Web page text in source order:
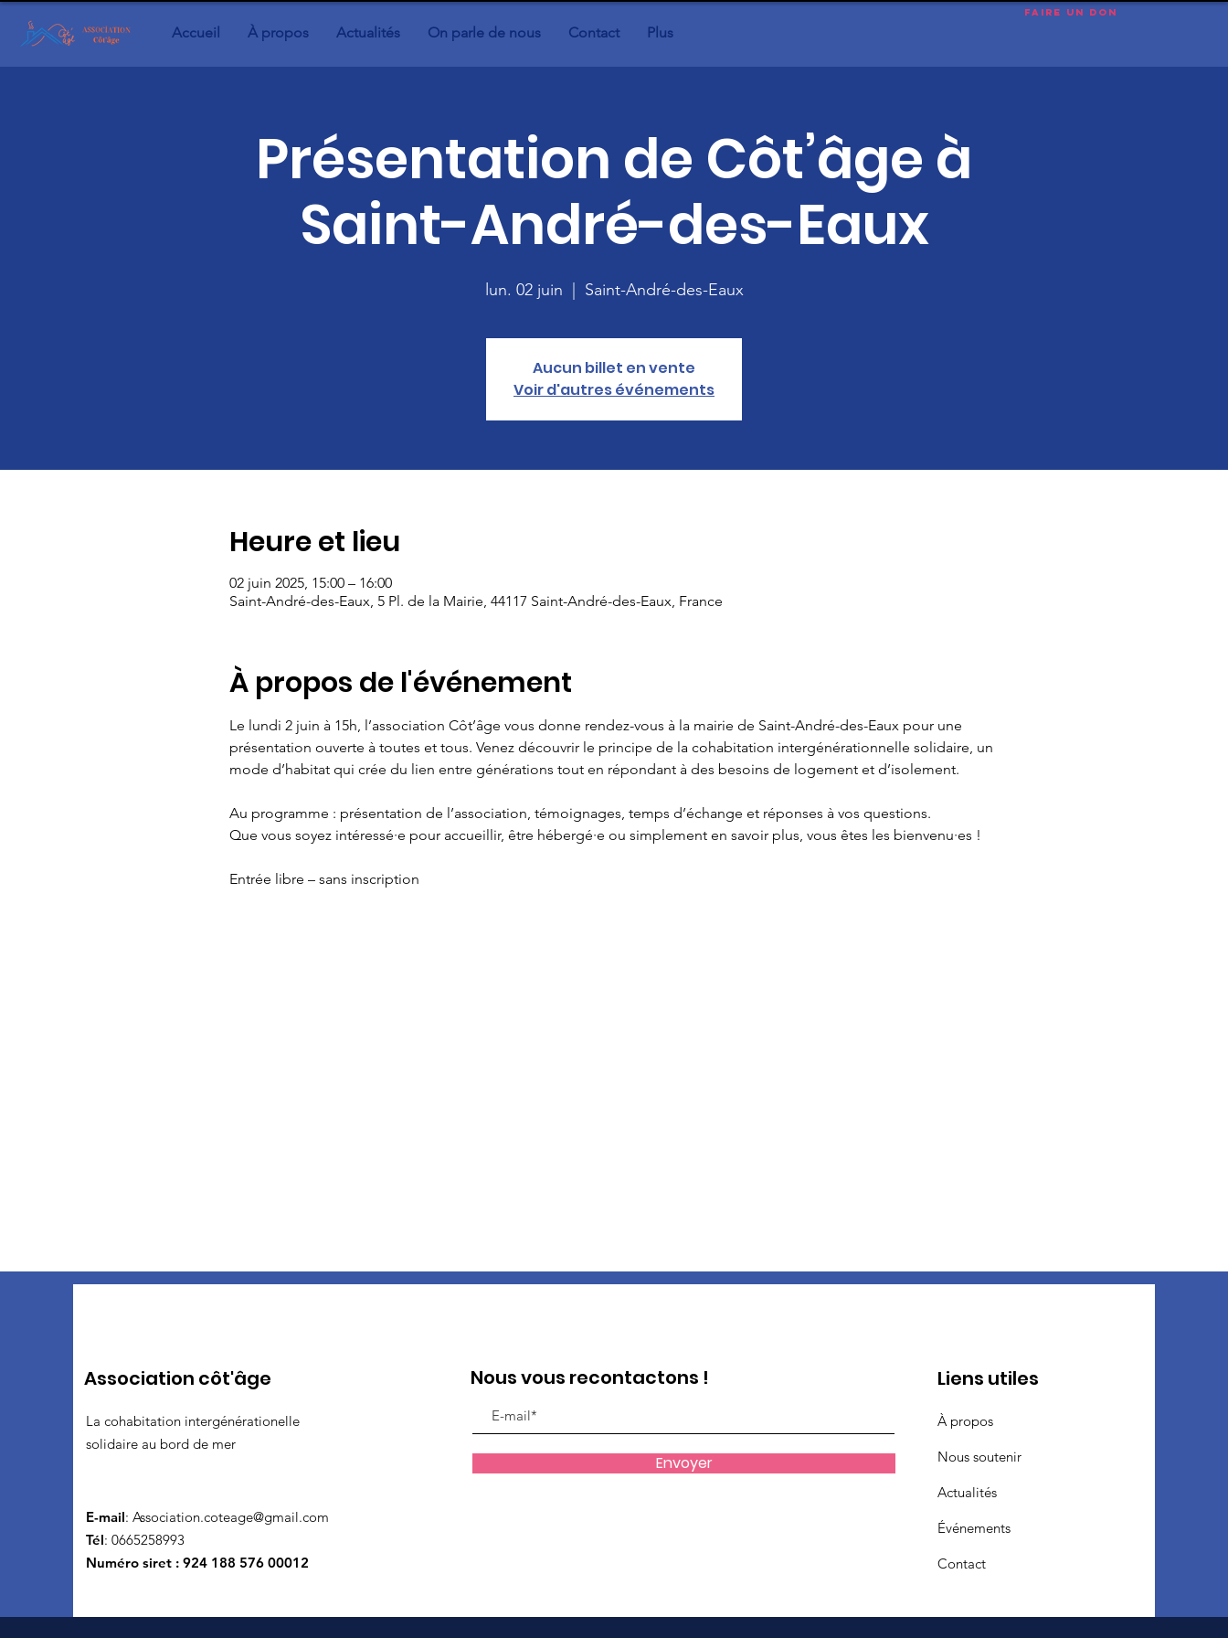
Accueil À propos Actualités On parle de nous Contact Plus
Faire un don
Présentation de Côt’âge à
Saint-André-des-Eaux
lun. 02 juin Saint-André-des-Eaux
Aucun billet en vente
Voir d'autres événements
Heure et lieu
02 juin 2025, 15:00 – 16:00
Saint-André-des-Eaux, 5 Pl. de la Mairie, 44117 Saint-André-des-Eaux, France
À propos de l'événement
Le lundi 2 juin à 15h, l’association Côt’âge vous donne rendez-vous à la mairie de Saint-André-des-Eaux pour une
présentation ouverte à toutes et tous. Venez découvrir le principe de la cohabitation intergénérationnelle solidaire, un
mode d’habitat qui crée du lien entre générations tout en répondant à des besoins de logement et d’isolement.
Au programme : présentation de l’association, témoignages, temps d’échange et réponses à vos questions.
Que vous soyez intéressé·e pour accueillir, être hébergé·e ou simplement en savoir plus, vous êtes les bienvenu·es !
Entrée libre – sans inscription
Association côt'âge
La cohabitation intergénérationelle
solidaire au bord de mer
E-mail: Association.coteage@gmail.com
Tél: 0665258993
Numéro siret : 924 188 576 00012
Liens utiles
À propos
Nous soutenir
Actualités
Événements
Contact
Nous vous recontactons !
Envoyer